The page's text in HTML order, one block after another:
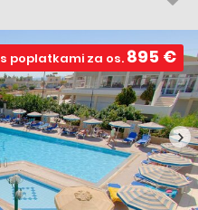
s poplatkami za os. 895 €